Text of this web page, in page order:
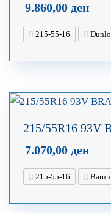
9.860,00 ден
215-55-16
215/55R16 93V
7.070,00 ден
215-55-16